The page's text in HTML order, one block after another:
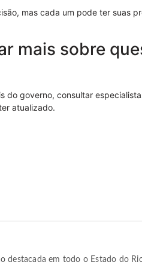
mas cada um pode ter suas
mais sobre
do governo, consultar
atualizado.
destacada em todo o Estado do